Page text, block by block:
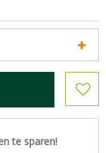
te sparen!